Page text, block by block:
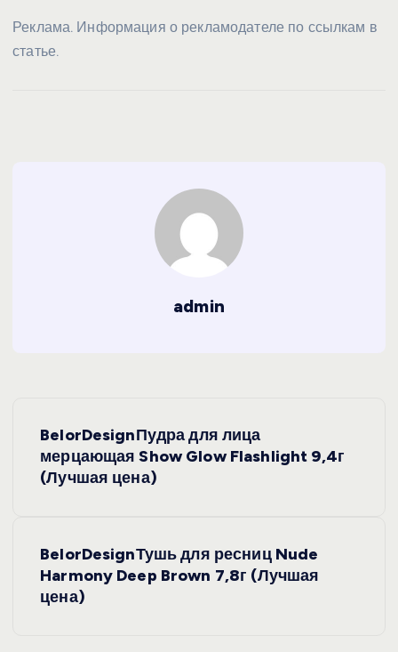
Реклама. Информация о рекламодателе по ссылкам в
статье.
admin
BelorDesignПудра для лица
мерцающая Show Glow Flashlight 9,4г
(Лучшая цена)
BelorDesignТушь для ресниц Nude
Harmony Deep Brown 7,8г (Лучшая
цена)